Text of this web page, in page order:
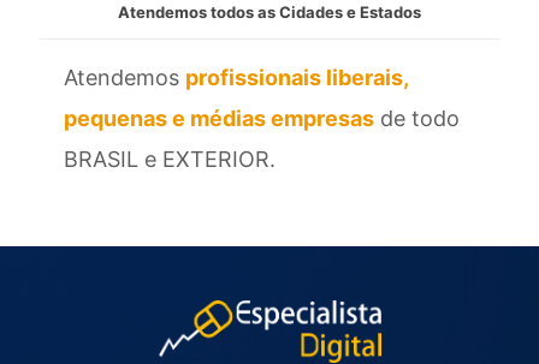
Atendemos todos as Cidades e Estados
Atendemos profissionais liberais,
pequenas e médias empresas de todo
BRASIL e EXTERIOR.